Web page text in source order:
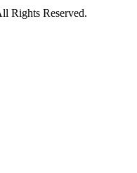
Rights Reserved.